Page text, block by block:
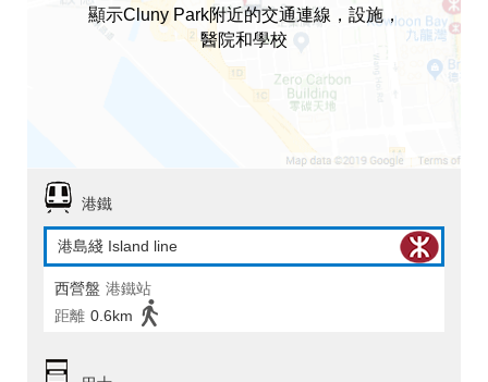
顯示Cluny Park附近的交通連線，設施，
醫院和學校
港鐵
港島綫 Island line
西營盤 港鐵站
距離 0.6km